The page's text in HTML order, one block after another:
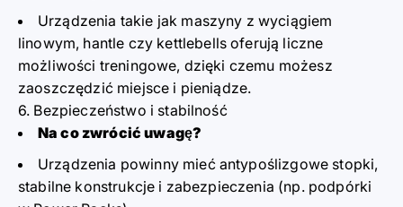
Urządzenia takie jak maszyny z wyciągiem
linowym, hantle czy kettlebells oferują liczne
możliwości treningowe, dzięki czemu możesz
zaoszczędzić miejsce i pieniądze.
6. Bezpieczeństwo i stabilność
Na co zwrócić uwagę?
Urządzenia powinny mieć antypoślizgowe stopki,
stabilne konstrukcje i zabezpieczenia (np. podpórki